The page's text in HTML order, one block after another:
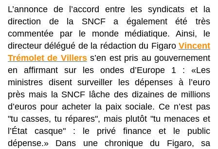
L’annonce de l’accord entre les syndicats et la
direction de la SNCF a également été très
commentée par le monde médiatique. Ainsi, le
directeur délégué de la rédaction du Figaro Vincent
Trémolet de Villerss’en est pris au gouvernement
en affirmant sur les ondes d’Europe 1 : «Les
ministres disent surveiller les dépenses à l’euro
près mais la SNCF lâche des dizaines de millions
d’euros pour acheter la paix sociale. Ce n’est pas
"tu casses, tu répares", mais plutôt "tu menaces et
l’État casque" : le privé finance et le public
dépense.» Dans une chronique du Figaro, sa